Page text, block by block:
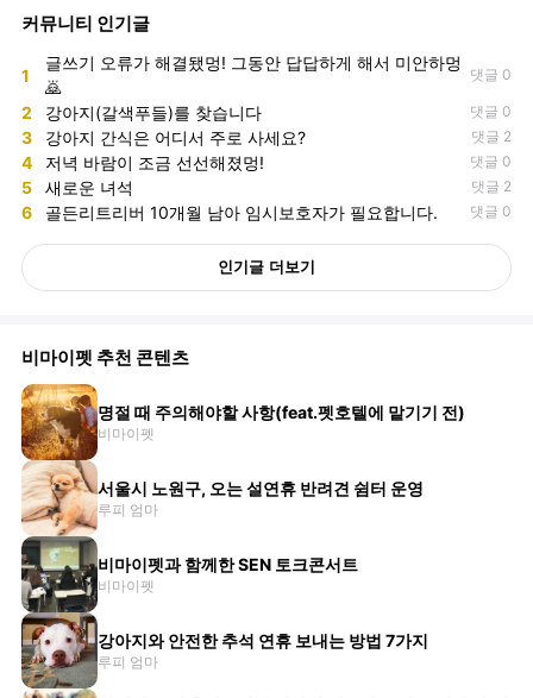
커뮤니티 인기글
1
글쓰기 오류가 해결됐멍! 그동안 답답하게 해서 미안하멍
🙇
댓글 0
2 강아지(갈색푸들)를 찾습니다 댓글 0
3 강아지 간식은 어디서 주로 사세요? 댓글 2
4 저녁 바람이 조금 선선해졌멍! 댓글 0
5 새로운 녀석 댓글 2
6 골든리트리버 10개월 남아 임시보호자가 필요합니다. 댓글 0
인기글 더보기
비마이펫 추천 콘텐츠
명절 때 주의해야할 사항(feat.펫호텔에 맡기기 전)
비마이펫
서울시 노원구, 오는 설연휴 반려견 쉼터 운영
루피 엄마
비마이펫과 함께한 SEN 토크콘서트
비마이펫
강아지와 안전한 추석 연휴 보내는 방법 7가지
루피 엄마